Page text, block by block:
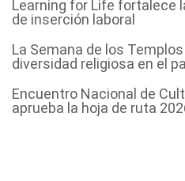
Learning for Life fortalece
de inserción laboral
La Semana de los
diversidad religiosa en el
Encuentro Nacional de
aprueba la hoja de ruta